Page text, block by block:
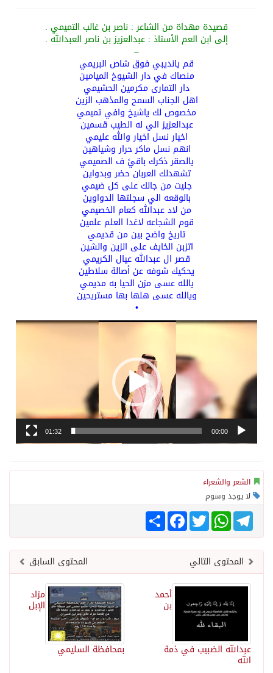
قصيدة مهداة من الشاعر : ناصر بن غالب التميمي .
إلى ابن العم الأستاذ : عبدالعزيز بن ناصر العبدالله .
–
قم يانديبي فوق شاص البريمي
منصاك في دار الشيوخ الميامين
دار التمارى مكرمين الحشيمي
اهل الجناب السمح والمذهب الزين
مخصوص لك ياشيخ وافي تميمي
عبدالعزيز الي له الطيب قسمين
اخيار نسل اخيار والله عليمي
انهم نسل ماكر حرار وشياهين
يالصقر ذكرك باقيً ف الصميمي
تشهدلك العربان حضر وبدواين
جليت من جالك على كل ضيمي
بالوقعه الي سجلتها الدواوين
من لاد عبدالله كعام الخصيمي
قوم الشجاعه لاغدا العلم علمين
تاريخ واضح بين من قديمي
اتزبن الخايف على الزين والشين
قصر ال عبدالله عيال الكريمي
يحكيك شوفه عن أصالة سلاطين
يالله عسى مزن الحيا به مديمي
ويالله عسى هلها بها مستريحين
•
00:00
01:32
الشعر والشعراء
لا يوجد وسوم
Share
FacebookTwitter
WhatsAppTelegram
المحتوى السابق
المحتوى التالي
مزاد
الإبل
بمحافظة السليمي
أحمد
بن
عبدالله الضبيب في ذمة
الله